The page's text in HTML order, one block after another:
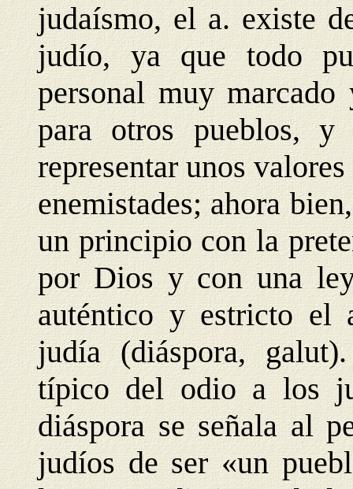
judaísmo, el a. existe
judío, ya que todo
personal muy
para otros pueblos, y
representar unos
enemistades; ahora
un principio con la
por Dios y con una
auténtico y estricto el
judía (diáspora,
típico del odio a los
diáspora se señala al
judíos de ser «un